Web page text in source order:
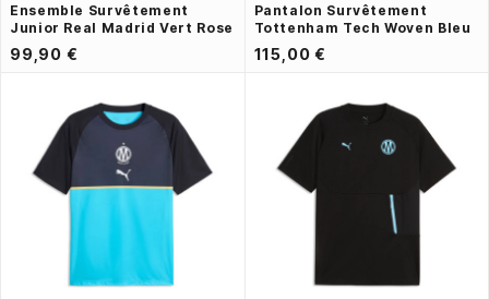
Ensemble Survêtement
Junior Real Madrid Vert Rose
99,90 €
Pantalon Survêtement
Tottenham Tech Woven Bleu
115,00 €